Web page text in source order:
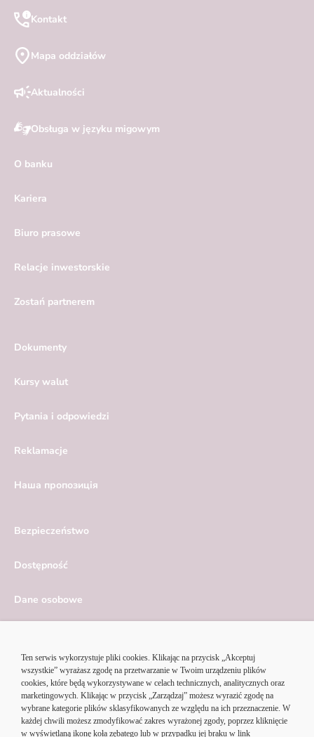
Kontakt
Mapa oddziałów
Aktualności
Obsługa w języku migowym
O banku
Kariera
Biuro prasowe
Relacje inwestorskie
Zostań partnerem
Dokumenty
Kursy walut
Pytania i odpowiedzi
Reklamacje
Hаша пропозиція
Bezpieczeństwo
Dostępność
Dane osobowe
Ustawienia cookies